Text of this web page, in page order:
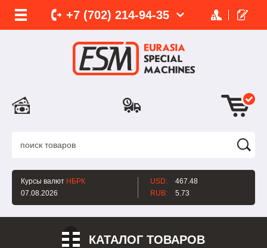
+7 (702) 214-94-35
Курсы валют НБРК
07.08.2026
USD:
467.48
RUB:
5.73
КАТАЛОГ ТОВАРОВ